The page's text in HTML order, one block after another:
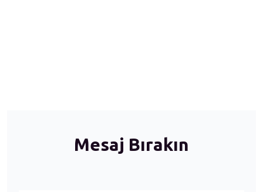
Mesaj Bırakın